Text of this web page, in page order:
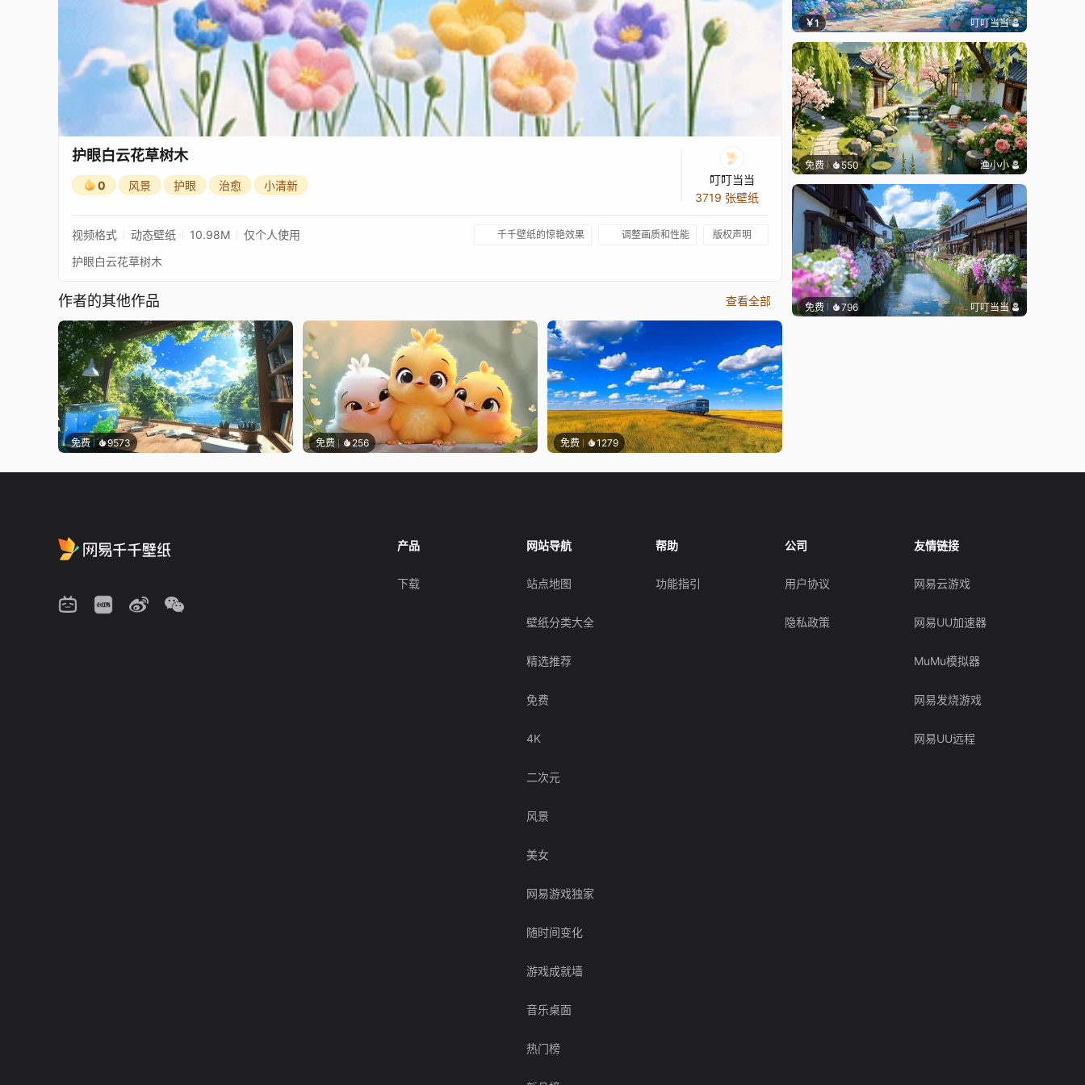
护眼白云花草树木
0 风景 护眼 治愈 小清新
叮叮当当
3719 张壁纸
视频格式 动态壁纸 10.98M 仅个人使用 千千壁纸的惊艳效果 调整画质和性能 版权声明
护眼白云花草树木
作者的其他作品 查看全部
免费 9573 免费 256 免费 1279
￥1 叮叮当当
免费 550 渔小小
免费 796 叮叮当当
产品
下载
网站导航
站点地图
壁纸分类大全
精选推荐
免费
4K
二次元
风景
美女
网易游戏独家
随时间变化
游戏成就墙
音乐桌面
热门榜
帮助
功能指引
公司
用户协议
隐私政策
友情链接
网易云游戏
网易UU加速器
MuMu模拟器
网易发烧游戏
网易UU远程